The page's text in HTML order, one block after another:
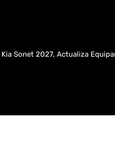
Kia Sonet 2027, Actualiza